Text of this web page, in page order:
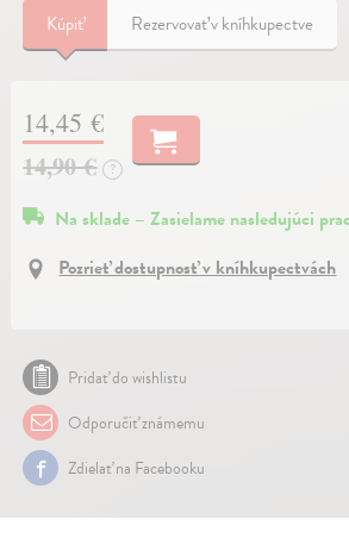
Kúpiť Rezervovať v kníhkupectve
14,45 €
14,90 €
?
Na sklade – Zasielame nasledujúci
Pozrieť dostupnosť v kníhkupectvách
Pridať do wishlistu
Odporučiť známemu
Zdielať na Facebooku